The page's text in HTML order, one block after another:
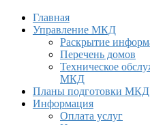
Главная
Управление МКД
Раскрытие
Перечень домов
Техническое
МКД
Планы подготовки
Информация
Оплата услуг